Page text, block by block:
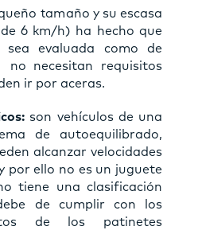
tamaño y su escasa
6 km/h) ha hecho que
sea evaluada como de
necesitan requisitos
ir por aceras.
son vehículos de una
de autoequilibrado,
alcanzar velocidades
por ello no es un juguete
tiene una clasificación
de cumplir con los
de los patinetes